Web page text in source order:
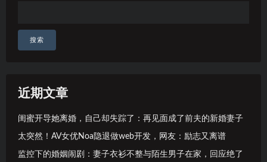
搜索
近期文章
闺蜜开导她离婚，自己却失踪了：再见面成了前夫的新婚妻子
太突然！AV女优Noa隐退做web开发，网友：励志又离谱
监控下的婚姻闹剧：妻子衣衫不整与陌生男子在家，回应绝了